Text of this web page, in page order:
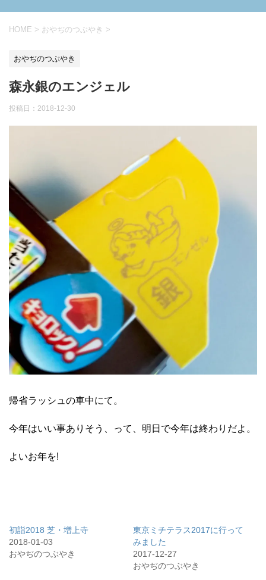
HOME > おやぢのつぶやき >
おやぢのつぶやき
森永銀のエンジェル
投稿日： 2018-12-30
帰省ラッシュの車中にて。
今年はいい事ありそう、って、明日で今年は終わりだよ。
よいお年を!
初詣2018 芝・増上寺
2018-01-03
おやぢのつぶやき
東京ミチテラス2017に行って
みました
2017-12-27
おやぢのつぶやき